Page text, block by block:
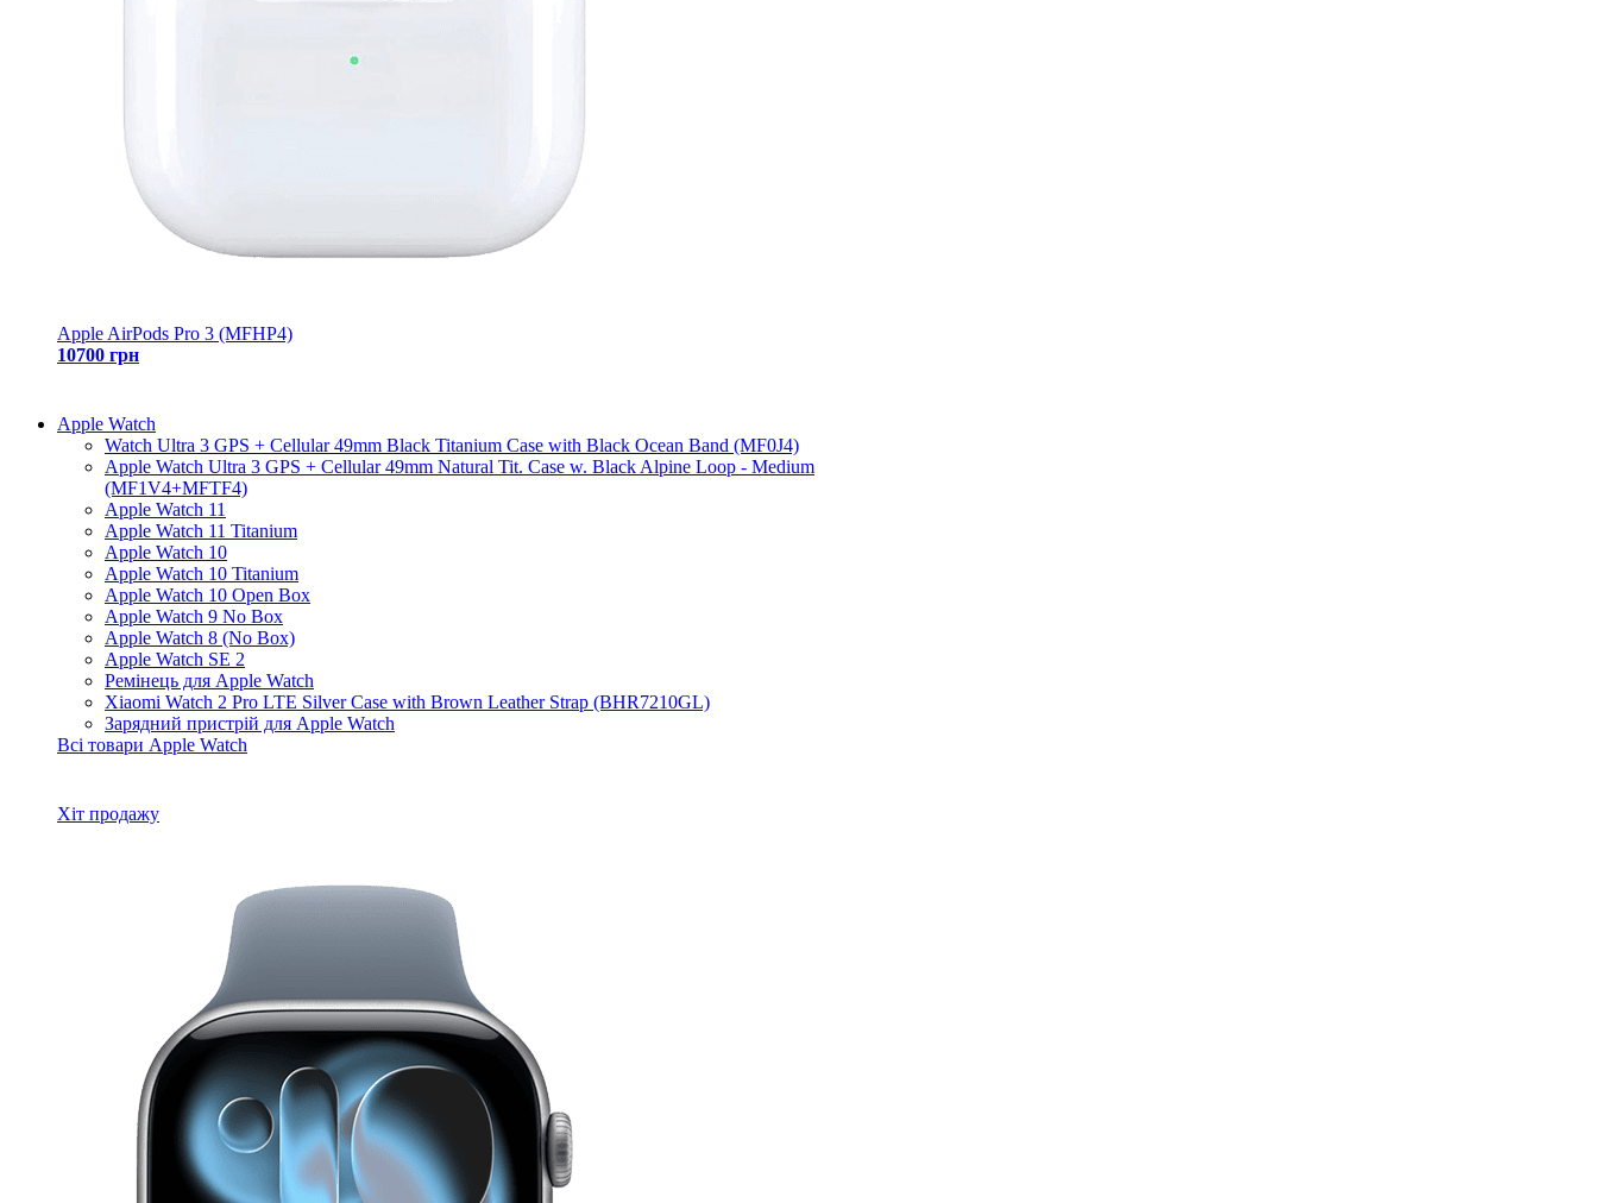
Apple AirPods Pro 3 (MFHP4)
10700 грн
Apple Watch
Watch Ultra 3 GPS + Cellular 49mm Black Titanium Case with Black Ocean Band (MF0J4)
Apple Watch Ultra 3 GPS + Cellular 49mm Natural Tit. Case w. Black Alpine Loop - Medium
(MF1V4+MFTF4)
Apple Watch 11
Apple Watch 11 Titanium
Apple Watch 10
Apple Watch 10 Titanium
Apple Watch 10 Open Box
Apple Watch 9 No Box
Apple Watch 8 (No Box)
Apple Watch SE 2
Ремінець для Apple Watch
Xiaomi Watch 2 Pro LTE Silver Case with Brown Leather Strap (BHR7210GL)
Зарядний пристрій для Apple Watch
Всі товари Apple Watch
Хіт продажу